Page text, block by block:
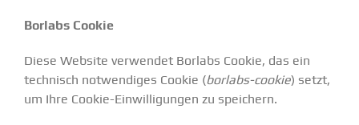
Borlabs Cookie
Diese Website verwendet Borlabs Cookie, das ein
technisch notwendiges Cookie (borlabs-cookie) setzt,
um Ihre Cookie-Einwilligungen zu speichern.